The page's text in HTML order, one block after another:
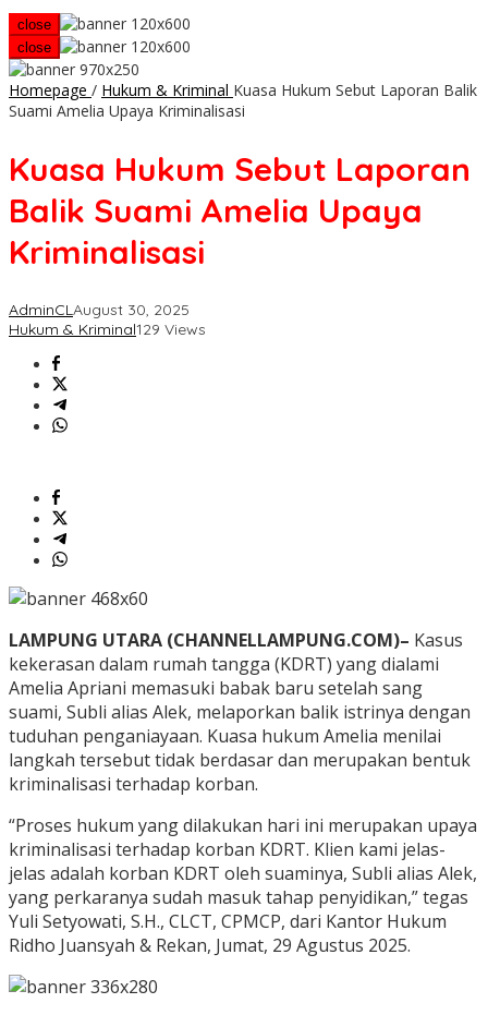
close
close
Homepage / Hukum & Kriminal Kuasa Hukum Sebut Laporan Balik
Suami Amelia Upaya Kriminalisasi
Kuasa Hukum Sebut Laporan
Balik Suami Amelia Upaya
Kriminalisasi
AdminCLAugust 30, 2025
Hukum & Kriminal129 Views
LAMPUNG UTARA (CHANNELLAMPUNG.COM)– Kasus
kekerasan dalam rumah tangga (KDRT) yang dialami
Amelia Apriani memasuki babak baru setelah sang
suami, Subli alias Alek, melaporkan balik istrinya dengan
tuduhan penganiayaan. Kuasa hukum Amelia menilai
langkah tersebut tidak berdasar dan merupakan bentuk
kriminalisasi terhadap korban.
“Proses hukum yang dilakukan hari ini merupakan upaya
kriminalisasi terhadap korban KDRT. Klien kami jelas-
jelas adalah korban KDRT oleh suaminya, Subli alias Alek,
yang perkaranya sudah masuk tahap penyidikan,” tegas
Yuli Setyowati, S.H., CLCT, CPMCP, dari Kantor Hukum
Ridho Juansyah & Rekan, Jumat, 29 Agustus 2025.